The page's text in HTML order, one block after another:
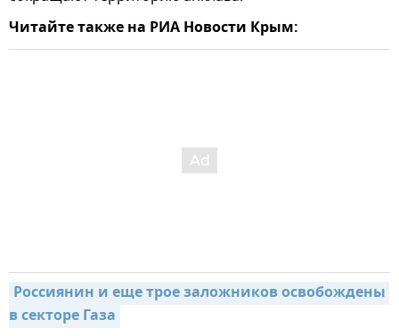
Читайте также на РИА Новости Крым:
Россиянин и еще трое заложников освобождены
в секторе Газа